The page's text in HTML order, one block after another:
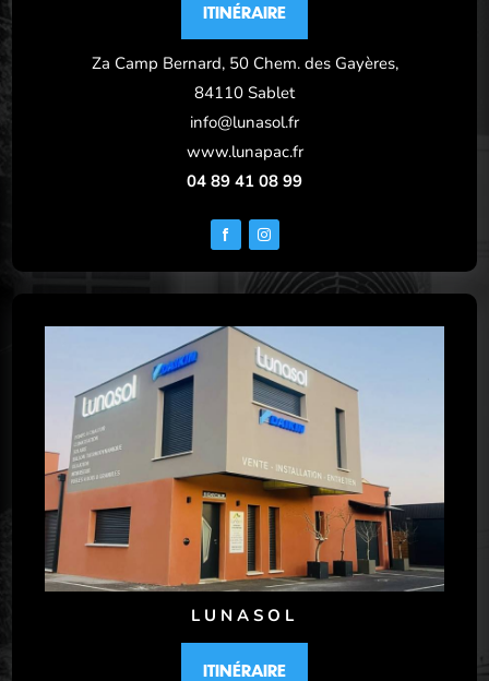
ITINÉRAIRE
Za Camp Bernard, 50 Chem. des Gayères,
84110 Sablet
info@lunasol.fr
www.lunapac.fr
04 89 41 08 99
LUNASOL
ITINÉRAIRE